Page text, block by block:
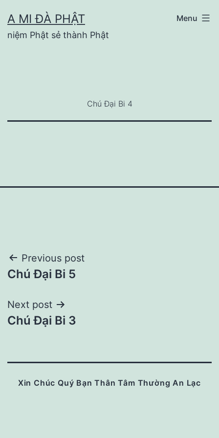
to
content
A MI ĐÀ PHẬT
niệm Phật sẻ thành Phật
Menu
Chú Đại Bi 4
Post
navigation
Previous post
Chú Đại Bi 5
Next post
Chú Đại Bi 3
Xin Chúc Quý Bạn Thân Tâm Thường An Lạc